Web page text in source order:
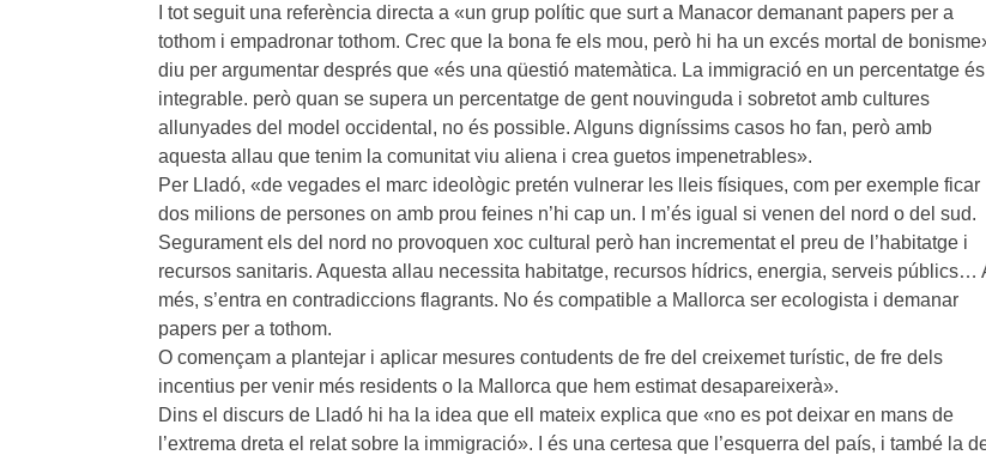
I tot seguit una referència directa a «un grup polític que surt a Manacor demanant papers per a
tothom i empadronar tothom. Crec que la bona fe els mou, però hi ha un excés mortal de
diu per argumentar després que «és una qüestió matemàtica. La immigració en un percentatge és
integrable. però quan se supera un percentatge de gent nouvinguda i sobretot amb cultures
allunyades del model occidental, no és possible. Alguns digníssims casos ho fan, però amb
aquesta allau que tenim la comunitat viu aliena i crea guetos impenetrables».
Per Lladó, «de vegades el marc ideològic pretén vulnerar les lleis físiques, com per exemple ficar
dos milions de persones on amb prou feines n’hi cap un. I m’és igual si venen del nord o del sud.
Segurament els del nord no provoquen xoc cultural però han incrementat el preu de l’habitatge i
recursos sanitaris. Aquesta allau necessita habitatge, recursos hídrics, energia, serveis públics…
més, s’entra en contradiccions flagrants. No és compatible a Mallorca ser ecologista i demanar
papers per a tothom.
O començam a plantejar i aplicar mesures contudents de fre del creixemet turístic, de fre dels
incentius per venir més residents o la Mallorca que hem estimat desapareixerà».
Dins el discurs de Lladó hi ha la idea que ell mateix explica que «no es pot deixar en mans de
l’extrema dreta el relat sobre la immigració». I és una certesa que l’esquerra del país, i també la